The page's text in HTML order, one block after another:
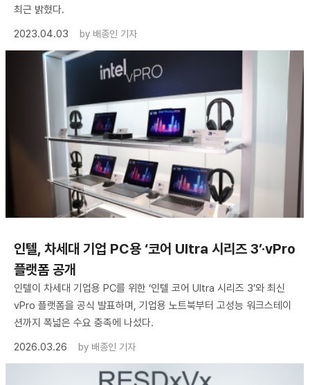
최근 밝혔다.
2023.04.03
by 배종인 기자
인텔, 차세대 기업 PC용 ‘코어 Ultra 시리즈 3’·vPro
플랫폼 공개
인텔이 차세대 기업용 PC를 위한 ‘인텔 코어 Ultra 시리즈 3’와 최신
vPro 플랫폼을 공식 발표하며, 기업용 노트북부터 고성능 워크스테이
션까지 폭넓은 수요 충족에 나섰다.
2026.03.26
by 배종인 기자